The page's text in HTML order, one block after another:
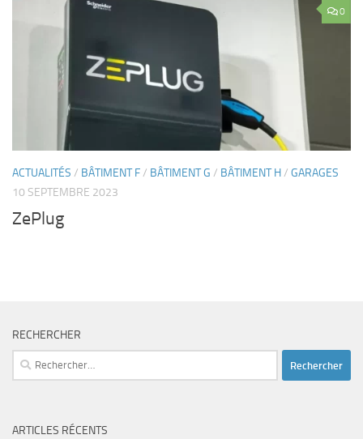
0
ACTUALITÉS / BÂTIMENT F/ BÂTIMENT G / BÂTIMENT H/ GARAGES
10 SEPTEMBRE 2023
ZePlug
RECHERCHER
Rechercher :
ARTICLES RÉCENTS